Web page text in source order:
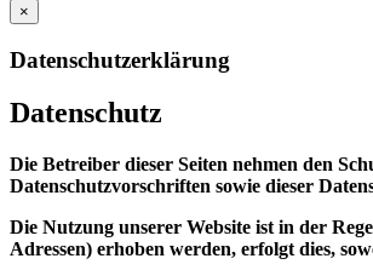
×
Datenschutzerklärung
Datenschutz
Die Betreiber dieser Seiten nehmen den
Datenschutzvorschriften sowie dieser
Die Nutzung unserer Website ist in der
Adressen) erhoben werden, erfolgt dies,